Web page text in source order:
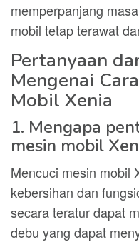
memperpanjang
mobil tetap terawat
Pertanyaan
Mengenai
Mobil Xenia
1. Mengapa
mesin mobil
Mencuci mesin mobil
kebersihan dan
secara teratur dapat
debu yang dapat